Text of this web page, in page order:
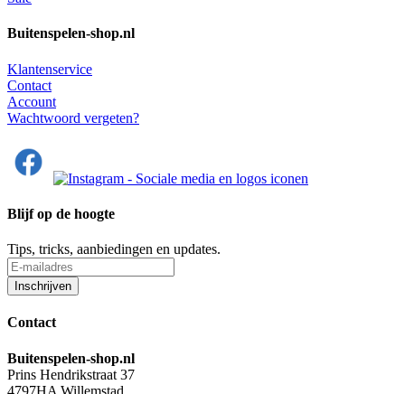
Buitenspelen-shop.nl
Klantenservice
Contact
Account
Wachtwoord vergeten?
Blijf op de hoogte
Tips, tricks, aanbiedingen en updates.
Contact
Buitenspelen-shop.nl
Prins Hendrikstraat 37
4797HA Willemstad